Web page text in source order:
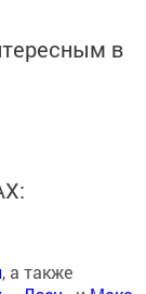
в
, а также